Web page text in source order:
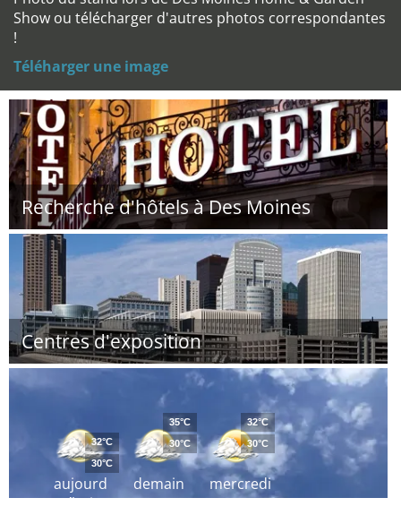
Show ou télécharger d'autres photos correspondantes
!
Téléharger une image
Recherche d'hôtels à Des Moines
Centres d'exposition
aujourd
´hui
32°C
30°C
demain
35°C
30°C
mercredi
32°C
30°C